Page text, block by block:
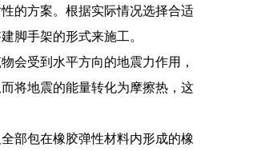
的方案。根据实际情况选择合适
脚手架的形式来施工。
会受到水平方向的地震力作用，
将地震的能量转化为摩擦热，这
部包在橡胶弹性材料内形成的橡